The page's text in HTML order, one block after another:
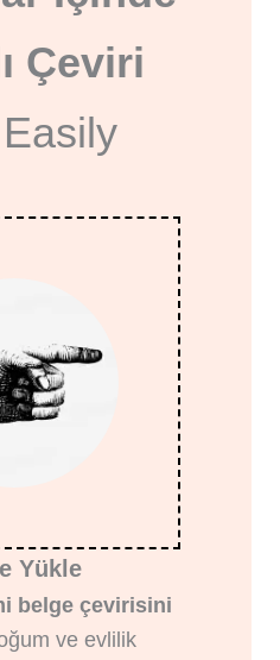
Çeviri
Easily
Yükle
belge çevirisini
ve evlilik